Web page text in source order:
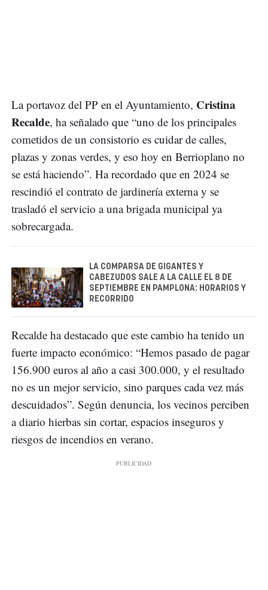
La portavoz del PP en el Ayuntamiento, Cristina
Recalde, ha señalado que “uno de los principales
cometidos de un consistorio es cuidar de calles,
plazas y zonas verdes, y eso hoy en Berrioplano no
se está haciendo”. Ha recordado que en 2024 se
rescindió el contrato de jardinería externa y se
trasladó el servicio a una brigada municipal ya
sobrecargada.
LA COMPARSA DE GIGANTES Y
CABEZUDOS SALE A LA CALLE EL 8 DE
SEPTIEMBRE EN PAMPLONA: HORARIOS Y
RECORRIDO
Recalde ha destacado que este cambio ha tenido un
fuerte impacto económico: “Hemos pasado de pagar
156.900 euros al año a casi 300.000, y el resultado
no es un mejor servicio, sino parques cada vez más
descuidados”. Según denuncia, los vecinos perciben
a diario hierbas sin cortar, espacios inseguros y
riesgos de incendios en verano.